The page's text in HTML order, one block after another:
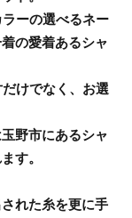
ーの選べるネー
の愛着あるシャ
けでなく、お選
野市にあるシャ
す。
れた糸を更に手